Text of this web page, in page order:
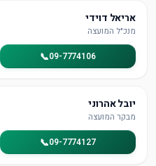
אריאל דוידי
מנכ"ל המועצה
📞09-7774106
יובל אהרוני
מבקר המועצה
📞09-7774127